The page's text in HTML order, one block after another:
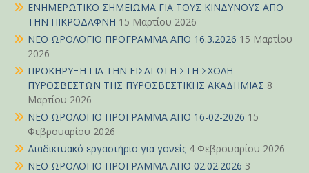
ΕΝΗΜΕΡΩΤΙΚΟ ΣΗΜΕΙΩΜΑ ΓΙΑ ΤΟΥΣ ΚΙΝΔΥΝΟΥΣ ΑΠΟ
ΤΗΝ ΠΙΚΡΟΔΑΦΝΗ 15 Μαρτίου 2026
ΝΕΟ ΩΡΟΛΟΓΙΟ ΠΡΟΓΡΑΜΜΑ ΑΠΟ 16.3.2026 15 Μαρτίου
2026
ΠΡΟΚΗΡΥΞΗ ΓΙΑ ΤΗΝ ΕΙΣΑΓΩΓΗ ΣΤΗ ΣΧΟΛΗ
ΠΥΡΟΣΒΕΣΤΩΝ ΤΗΣ ΠΥΡΟΣΒΕΣΤΙΚΗΣ ΑΚΑΔΗΜΙΑΣ 8
Μαρτίου 2026
ΝΕΟ ΩΡΟΛΟΓΙΟ ΠΡΟΓΡΑΜΜΑ ΑΠΟ 16-02-2026 15
Φεβρουαρίου 2026
Διαδικτυακό εργαστήριο για γονείς 4 Φεβρουαρίου 2026
ΝΕΟ ΩΡΟΛΟΓΙΟ ΠΡΟΓΡΑΜΜΑ ΑΠΟ 02.02.2026 3